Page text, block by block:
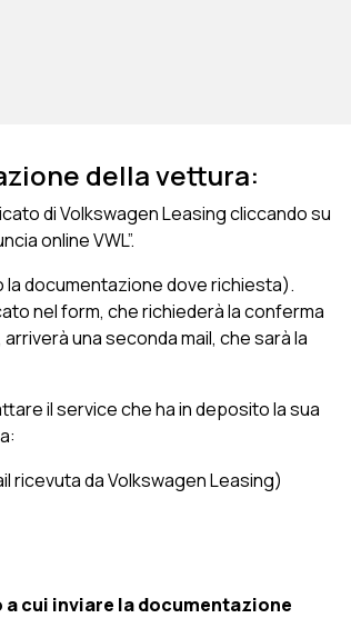
della vettura:
di Volkswagen Leasing cliccando su
online VWL”.
la documentazione dove richiesta).
nel form, che richiederà la conferma
una seconda mail, che sarà la
il service che ha in deposito la sua
ricevuta da Volkswagen Leasing)
cui inviare la documentazione